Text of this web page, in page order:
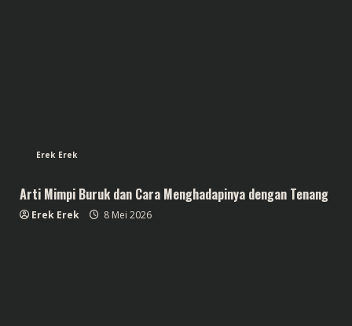
Erek Erek
Arti Mimpi Buruk dan Cara Menghadapinya dengan Tenang
Erek Erek 8 Mei 2026